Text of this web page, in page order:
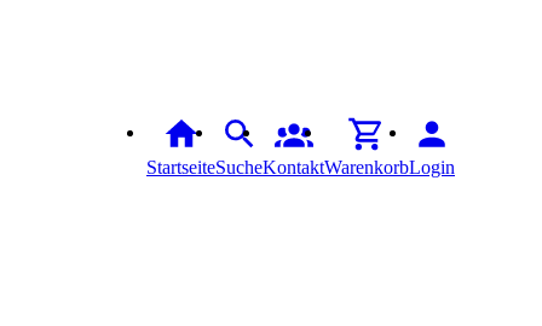
StartseiteSucheKontaktWarenkorbLogin